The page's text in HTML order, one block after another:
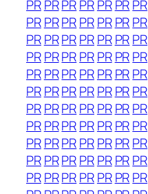
PRPRPRPRPR PRPR
PRPRPRPRPR PRPR
PRPRPRPRPR PRPR
PRPRPRPRPR PRPR
PRPRPRPRPR PRPR
PRPRPRPRPR PRPR
PRPRPRPRPR PRPR
PRPRPRPRPR PRPR
PRPRPRPRPR PRPR
PRPRPRPRPR PRPR
PRPRPRPRPR PRPR